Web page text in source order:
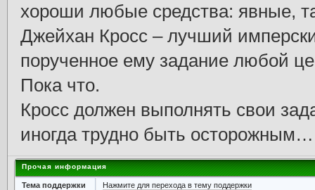
хороши любые средства: явные,
Джейхан Кросс – лучший
порученное ему задание любой
Пока что.
Кросс должен выполнять свои
иногда трудно быть осторожным…
Прочая информация
Тема поддержки Нажмите для перехода в тему поддержки